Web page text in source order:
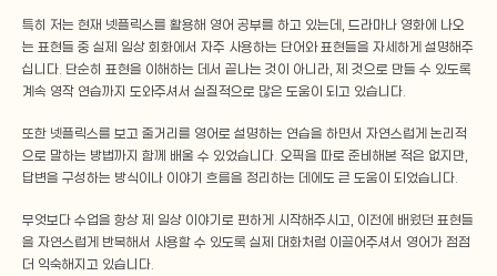
특히 저는 현재 넷플릭스를 활용해 영어 공부를 하고 있는데, 드라마나 영화에 나오
는 표현들 중 실제 일상 회화에서 자주 사용하는 단어와 표현들을 자세하게 설명해주
십니다. 단순히 표현을 이해하는 데서 끝나는 것이 아니라, 제 것으로 만들 수 있도록
계속 영작 연습까지 도와주셔서 실질적으로 많은 도움이 되고 있습니다.
또한 넷플릭스를 보고 줄거리를 영어로 설명하는 연습을 하면서 자연스럽게 논리적
으로 말하는 방법까지 함께 배울 수 있었습니다. 오픽을 따로 준비해본 적은 없지만,
답변을 구성하는 방식이나 이야기 흐름을 정리하는 데에도 큰 도움이 되었습니다.
무엇보다 수업을 항상 제 일상 이야기로 편하게 시작해주시고, 이전에 배웠던 표현들
을 자연스럽게 반복해서 사용할 수 있도록 실제 대화처럼 이끌어주셔서 영어가 점점
더 익숙해지고 있습니다.